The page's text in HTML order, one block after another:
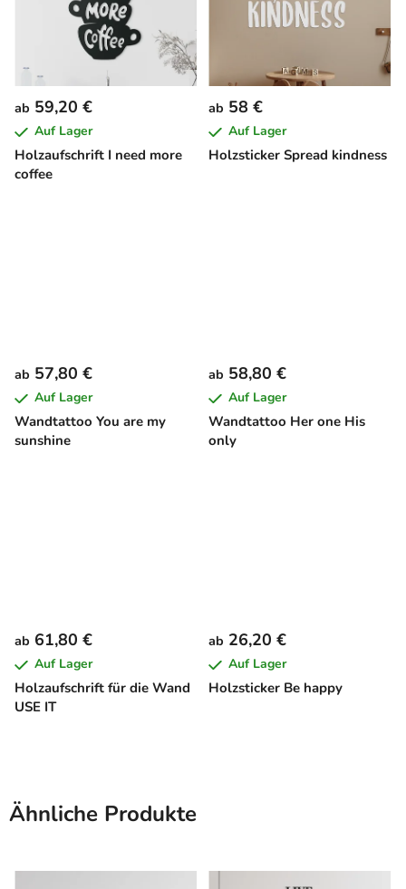
Holzaufschrift I need more
coffee
ab 59,20 €
Auf Lager
Holzsticker Spread kindness
ab 58 €
Auf Lager
Wandtattoo You are my
sunshine
ab 57,80 €
Auf Lager
Wandtattoo Her one His
only
ab 58,80 €
Auf Lager
Holzaufschrift für die Wand
USE IT
ab 61,80 €
Auf Lager
Holzsticker Be happy
ab 26,20 €
Auf Lager
Ähnliche Produkte